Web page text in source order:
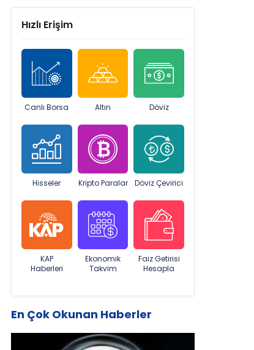
Hızlı Erişim
Canlı Borsa Altın Döviz
Hisseler Kripto Paralar Döviz Çevirici
KAP
Haberleri
Ekonomik
Takvim
Faiz Getirisi
Hesapla
En Çok Okunan Haberler